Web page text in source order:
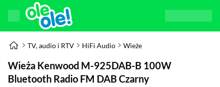
TV, audio i RTV HiFi Audio Wieże
Wieża Kenwood M-925DAB-B 100W
Bluetooth Radio FM DAB Czarny